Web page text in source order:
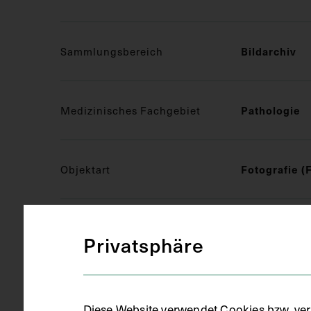
Sammlungsbereich Bildarchiv
Medizinisches Fachgebiet Pathologie
Objektart Fotografie
Privatsphäre